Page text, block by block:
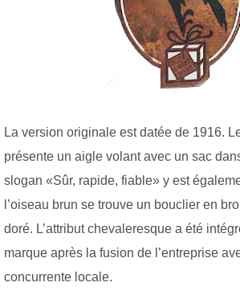
La version originale est datée de 1916.
présente un aigle volant avec un sac
slogan «Sûr, rapide, fiable» y est
l’oiseau brun se trouve un bouclier en
doré. L’attribut chevaleresque a été
marque après la fusion de l’entreprise
concurrente locale.